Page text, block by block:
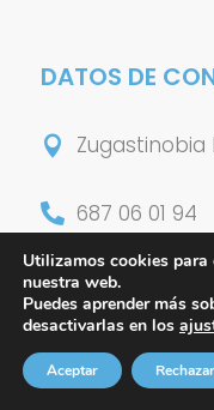
DATOS DE
 Zugastinobia
 687 06 01 94

Utilizamos cookies para
nuestra web.
Puedes aprender más
desactivarlas en los
Aceptar Rechazar